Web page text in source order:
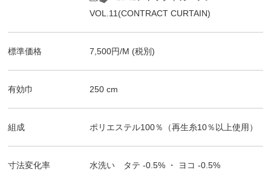
VOL.11(CONTRACT CURTAIN)
標準価格 7,500円/M (税別)
有効巾 250 cm
組成 ポリエステル100％（再生糸10％以上使用）
寸法変化率 水洗い タテ-0.5% ・ ヨコ-0.5%